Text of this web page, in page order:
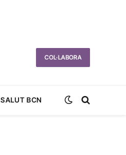
COL·LABORA
SALUT BCN